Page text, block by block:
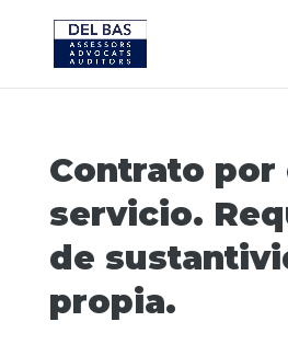
Contrato por
servicio.
de
propia.